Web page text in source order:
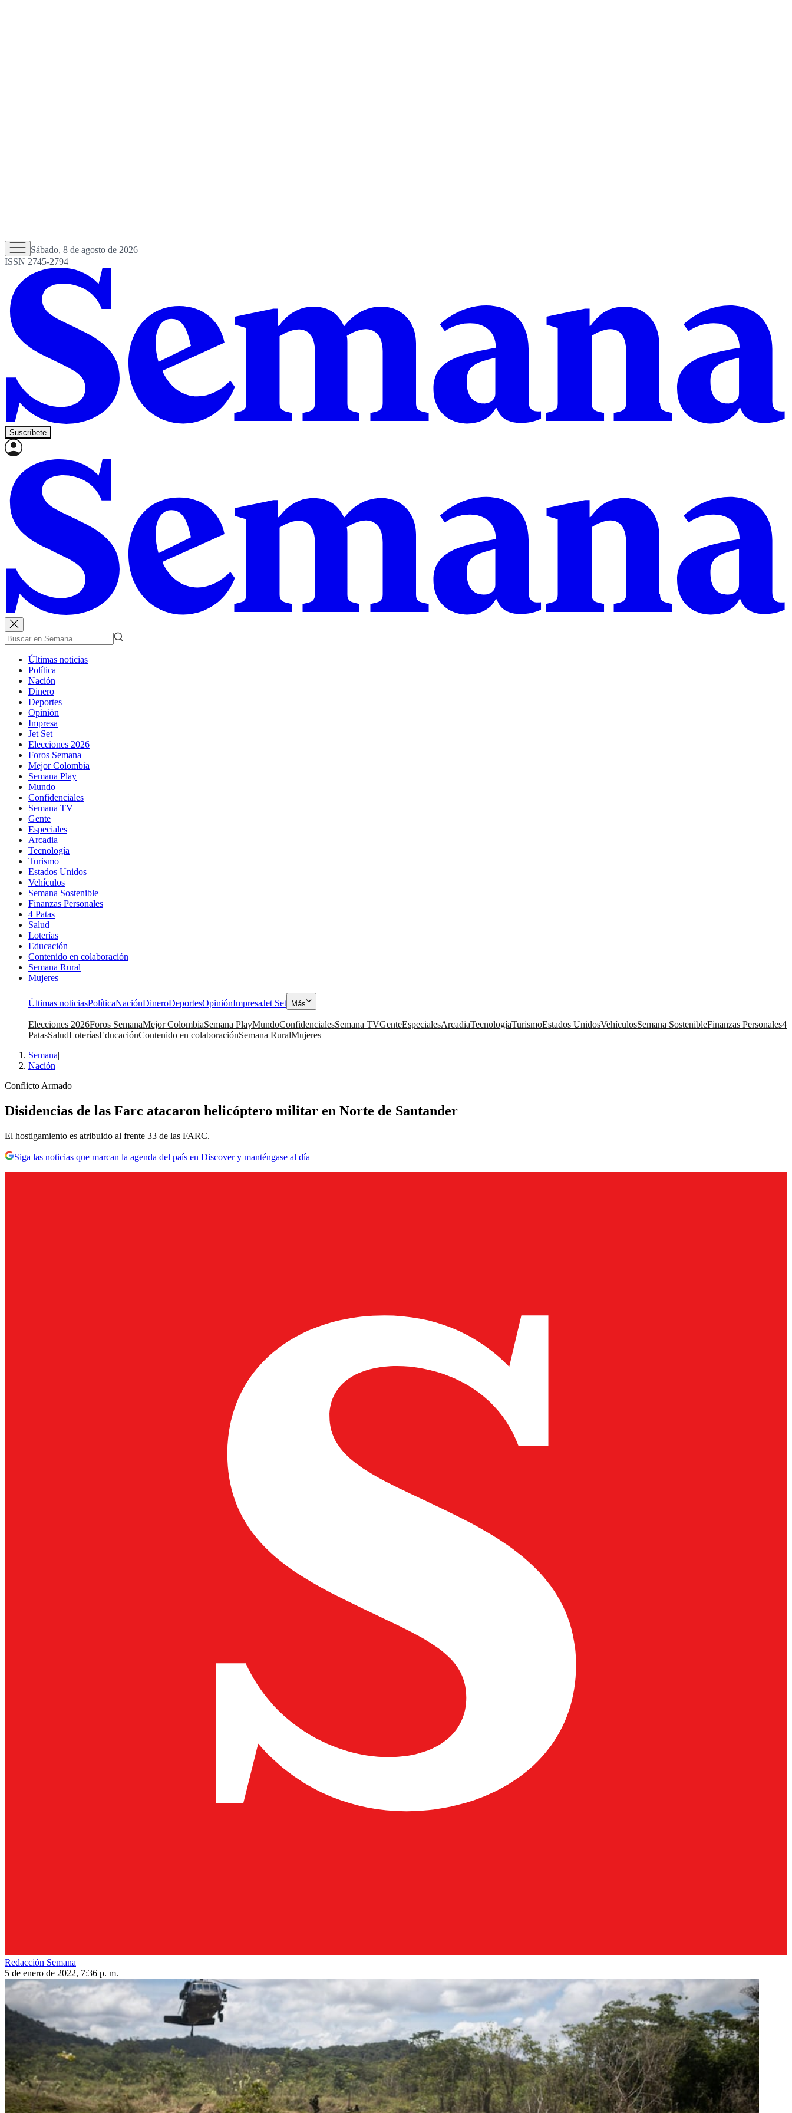
Sábado, 8 de agosto de 2026
ISSN 2745-2794
Suscríbete
Últimas noticias
Política
Nación
Dinero
Deportes
Opinión
Impresa
Jet Set
Elecciones 2026
Foros Semana
Mejor Colombia
Semana Play
Mundo
Confidenciales
Semana TV
Gente
Especiales
Arcadia
Tecnología
Turismo
Estados Unidos
Vehículos
Semana Sostenible
Finanzas Personales
4 Patas
Salud
Loterías
Educación
Contenido en colaboración
Semana Rural
Mujeres
Últimas noticiasPolíticaNaciónDineroDeportesOpiniónImpresaJet Set Más
Elecciones 2026Foros SemanaMejor ColombiaSemana PlayMundoConfidencialesSemana TVGenteEspecialesArcadiaTecnologíaTurismoEstados UnidosVehículosSemana SostenibleFinanzas Personales4
PatasSaludLoteríasEducaciónContenido en colaboraciónSemana RuralMujeres
Semana|
Nación
Conflicto Armado
Disidencias de las Farc atacaron helicóptero militar en Norte de Santander
El hostigamiento es atribuido al frente 33 de las FARC.
Siga las noticias que marcan la agenda del país en Discover y manténgase al día
Redacción Semana
5 de enero de 2022, 7:36 p. m.